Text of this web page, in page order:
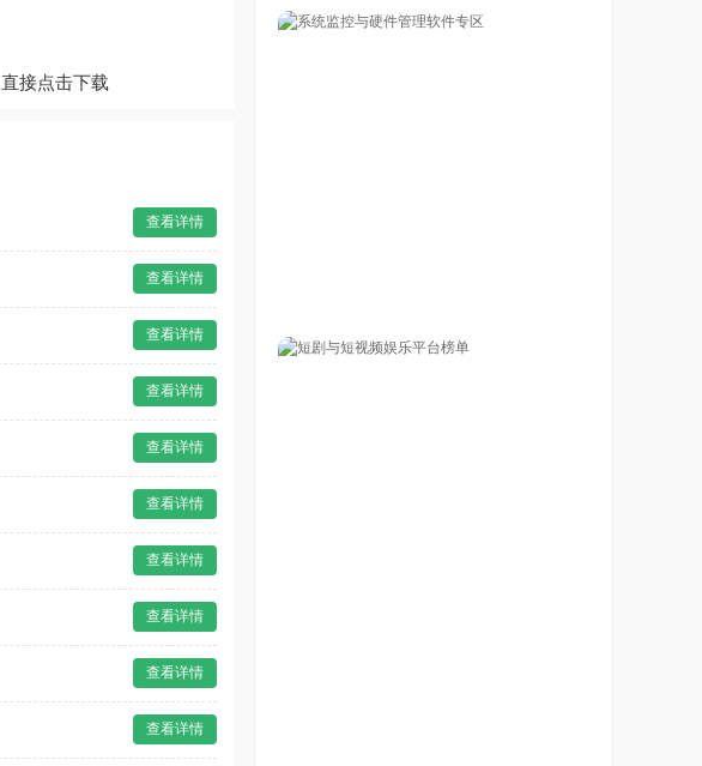
直接点击下载
查看详情
查看详情
查看详情
查看详情
查看详情
查看详情
查看详情
查看详情
查看详情
查看详情